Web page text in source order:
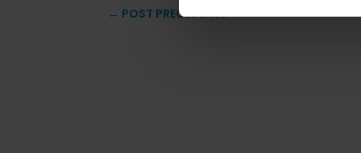
← POST PRECEDENTE